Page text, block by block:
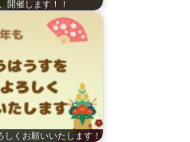
開催します！！
しくお願いいたします！